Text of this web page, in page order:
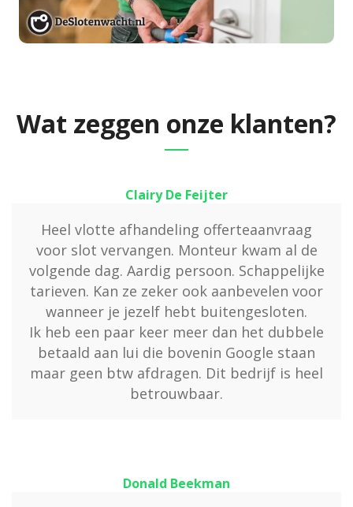
Wat zeggen onze klanten?
Clairy De Feijter
Heel vlotte afhandeling offerteaanvraag
voor slot vervangen. Monteur kwam al de
volgende dag. Aardig persoon. Schappelijke
tarieven. Kan ze zeker ook aanbevelen voor
wanneer je jezelf hebt buitengesloten.
Ik heb een paar keer meer dan het dubbele
betaald aan lui die bovenin Google staan
maar geen btw afdragen. Dit bedrijf is heel
betrouwbaar.
Donald Beekman